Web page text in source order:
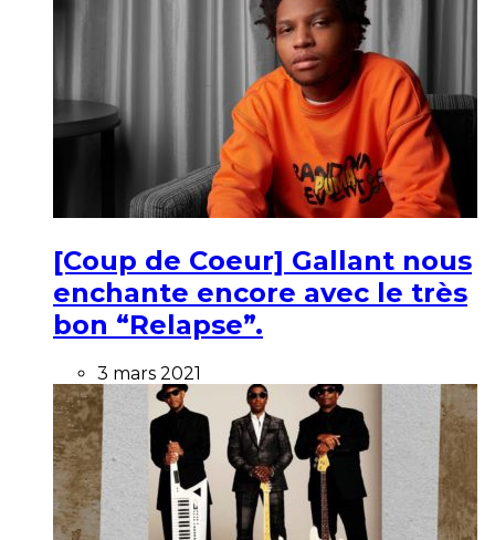
[Coup de Coeur] Gallant nous
enchante encore avec le très
bon “Relapse”.
3 mars 2021